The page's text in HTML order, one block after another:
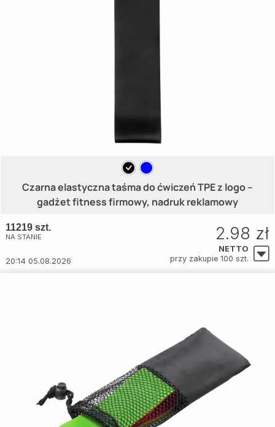
Czarna elastyczna taśma do ćwiczeń TPE z logo –
gadżet fitness firmowy, nadruk reklamowy
11219 szt.
NA STANIE
20:14 05.08.2026
2.98 zł
NETTO
przy zakupie 100 szt.